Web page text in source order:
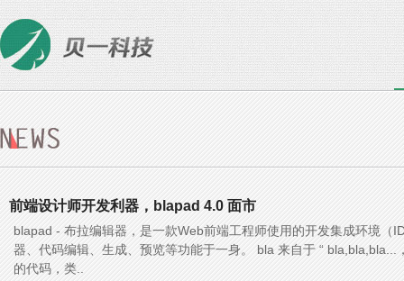
前端设计师开发利器，blapad 4.0 面市
blapad - 布拉编辑器，是一款Web前端工程师使用的开发集成环境（
器、代码编辑、生成、预览等功能于一身。 bla 来自于 “
的代码，类..